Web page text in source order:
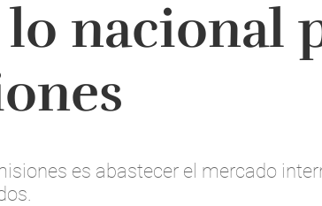
nacional
es abastecer el mercado